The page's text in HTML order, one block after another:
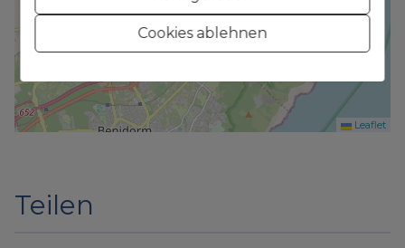
Leaflet
Teilen
Cookies ablehnen